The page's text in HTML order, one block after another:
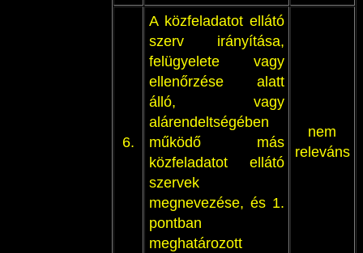
6.
A közfeladatot ellátó
szerv irányítása,
felügyelete vagy
ellenőrzése alatt
álló, vagy
alárendeltségében
működő más
közfeladatot ellátó
szervek
megnevezése, és 1.
pontban
meghatározott
nem
releváns